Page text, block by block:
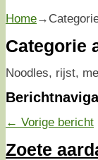
Home
Categorie
Noodles, rijst,
← Vorige bericht
Zoete